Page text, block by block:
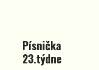
programu se dozvíte na
našich stránkách
kapela Epydemye,
která, jak uvedla
Písnička
23.týdne